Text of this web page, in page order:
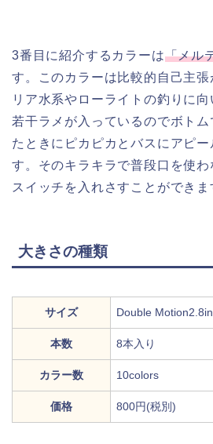
3番目に紹介するカラーは「メル
す。このカラーは比較的自己主張
リア水系やローライトの釣りに向
若干ラメが入っているのでボト
たときにピカピカとバスにアピ
す。そのキラキラで普段口を使
スイッチを入れさすことができま
大きさの種類
サイズ Double Motion2.8in
本数 8本入り
カラー数 10colors
価格 800円(税別)